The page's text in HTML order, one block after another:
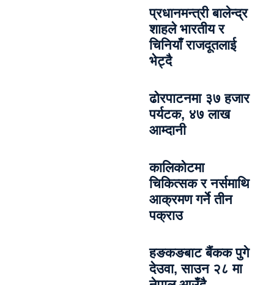
प्रधानमन्त्री बालेन्द्र
शाहले भारतीय र
चिनियाँ राजदूतलाई
भेट्दै
ढोरपाटनमा ३७ हजार
पर्यटक, ४७ लाख
आम्दानी
कालिकोटमा
चिकित्सक र नर्समाथि
आक्रमण गर्ने तीन
पक्राउ
हङकङबाट बैंकक पुगे
देउवा, साउन २८ मा